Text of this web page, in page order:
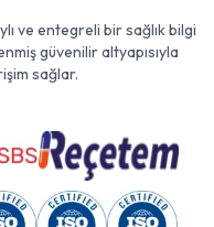
ve entegreli bir sağlık bilgi
güvenilir altyapısıyla
sağlar.